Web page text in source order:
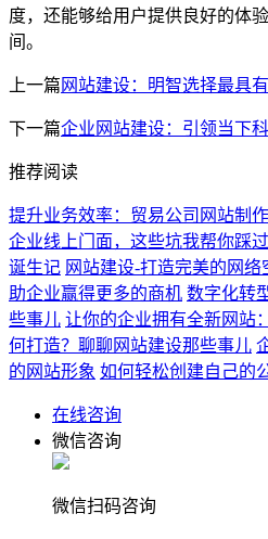
度，还能够给用户提供良好的体
间。
上一篇 网站建设：明智选择最具
下一篇企业网站建设：引领当下
推荐阅读
提升业务效率：贸易公司网站制
企业线上门面，这些坑我帮你踩
诞生记 网站建设-打造完美的网络
助企业赢得更多的商机 数字化转
些事儿 让你的企业拥有全新网站
何打造？聊聊网站建设那些事儿
的网站形象 如何轻松创建自己的
在线咨询
微信咨询
微信扫码咨询